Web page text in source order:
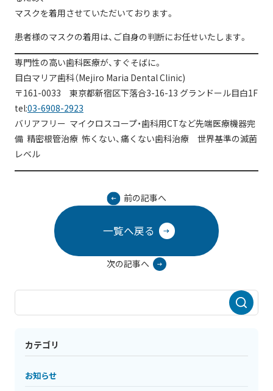
マスクを着用させていただいております。
患者様のマスクの着用は、ご自身の判断にお任せいたします。
専門性の高い歯科医療が、すぐそばに。
目白マリア歯科（Mejiro Maria Dental Clinic)
〒161-0033 東京都新宿区下落合3-16-13 グランドール目白1F
tel:03-6908-2923
バリアフリー マイクロスコープ・歯科用CTなど先端医療機器完
備 精密根管治療 怖くない、痛くない歯科治療 世界基準の滅菌
レベル
前の記事へ
一覧へ戻る
次の記事へ
カテゴリ
お知らせ